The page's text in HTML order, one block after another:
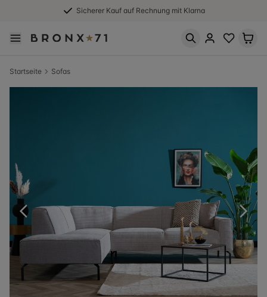
Sicherer Kauf auf Rechnung mit Klarna
Startseite Sofas